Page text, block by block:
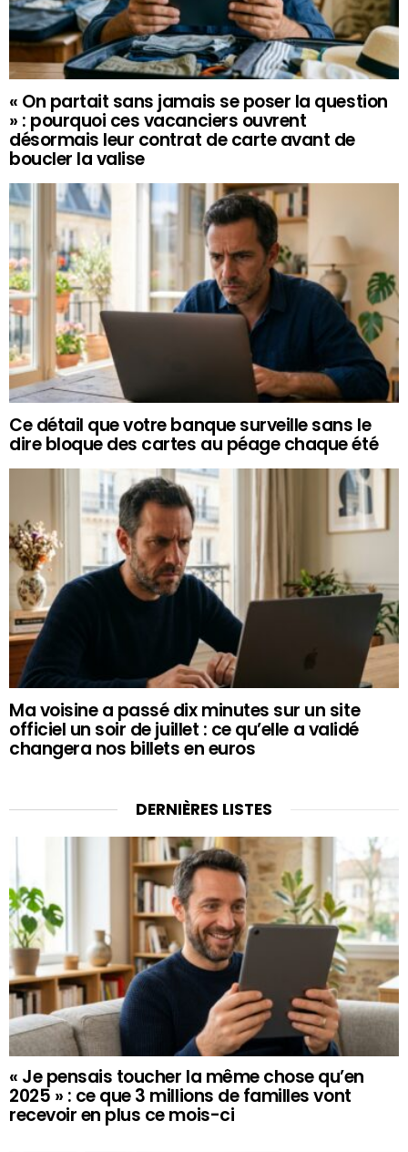
« On partait sans jamais se poser la question
» : pourquoi ces vacanciers ouvrent
désormais leur contrat de carte avant de
boucler la valise
Ce détail que votre banque surveille sans le
dire bloque des cartes au péage chaque été
Ma voisine a passé dix minutes sur un site
officiel un soir de juillet : ce qu’elle a validé
changera nos billets en euros
DERNIÈRES LISTES
« Je pensais toucher la même chose qu’en
2025 » : ce que 3 millions de familles vont
recevoir en plus ce mois-ci